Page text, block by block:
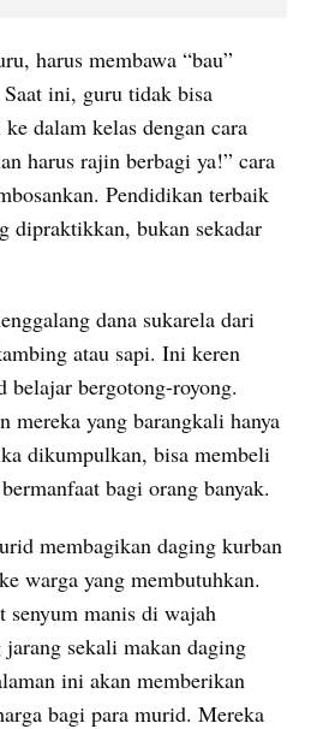
harus membawa “bau”
ini, guru tidak bisa
dalam kelas dengan cara
harus rajin berbagi ya!” cara
Pendidikan terbaik
dipraktikkan, bukan sekadar
dana sukarela dari
atau sapi. Ini keren
bergotong-royong.
mereka yang barangkali hanya
dikumpulkan, bisa membeli
bagi orang banyak.
membagikan daging kurban
warga yang membutuhkan.
senyum manis di wajah
jarang sekali makan daging
ini akan memberikan
bagi para murid. Mereka